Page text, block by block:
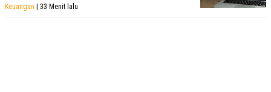
Keuangan | 33 Menit lalu